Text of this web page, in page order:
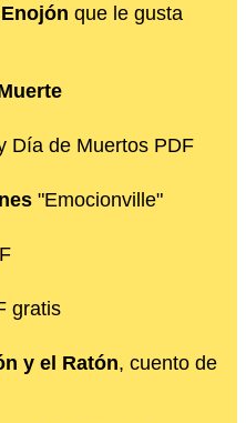
que le gusta
Día de Muertos PDF
"Emocionville"
gratis
y el Ratón, cuento de